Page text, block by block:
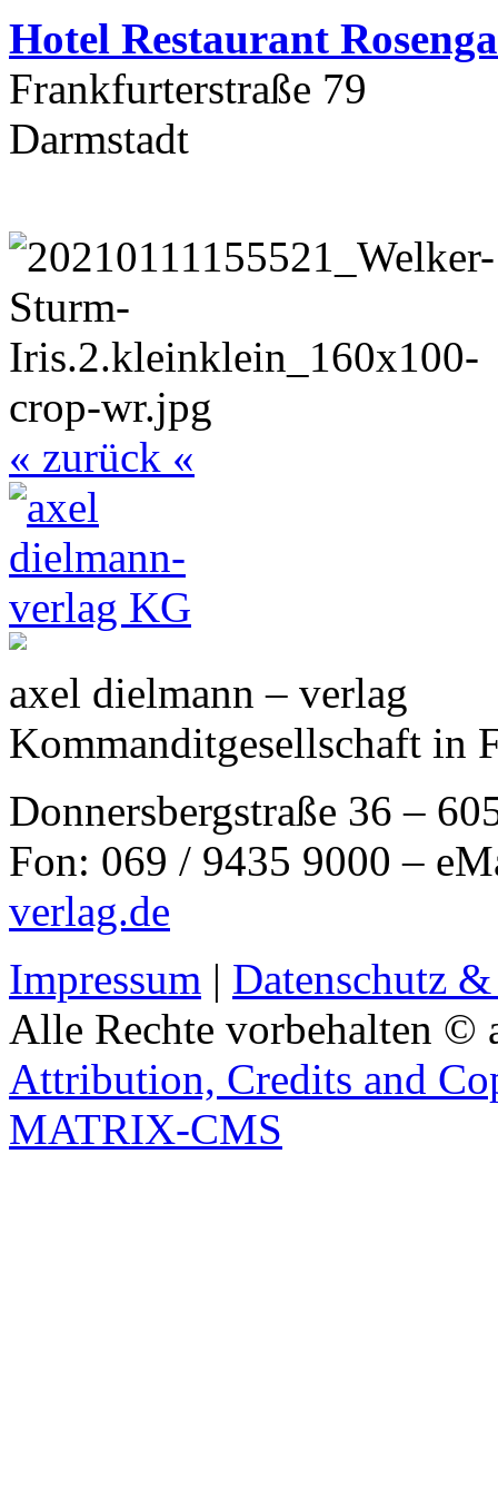
Hotel Restaurant
Frankfurterstraße 79
Darmstadt
« zurück «
axel dielmann – verlag
Kommanditgesellschaft in
Donnersbergstraße 36 –
Fon: 069 / 9435 9000 –
verlag.de
Impressum | Datenschutz
Alle Rechte vorbehalten ©
Attribution, Credits and
MATRIX-CMS